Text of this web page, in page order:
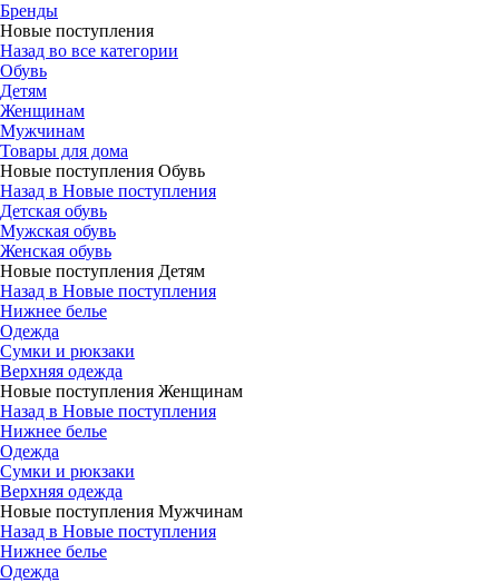
Бренды
Новые поступления
Назад во все категории
Обувь
Детям
Женщинам
Мужчинам
Товары для дома
Новые поступления Обувь
Назад в Новые поступления
Детская обувь
Мужская обувь
Женская обувь
Новые поступления Детям
Назад в Новые поступления
Нижнее белье
Одежда
Сумки и рюкзаки
Верхняя одежда
Новые поступления Женщинам
Назад в Новые поступления
Нижнее белье
Одежда
Сумки и рюкзаки
Верхняя одежда
Новые поступления Мужчинам
Назад в Новые поступления
Нижнее белье
Одежда